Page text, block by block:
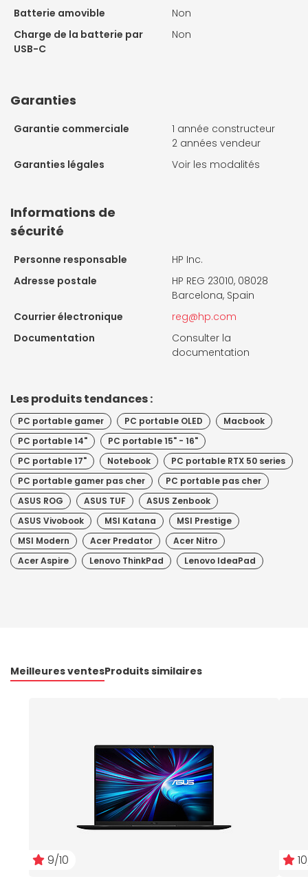
Batterie amovible
Non
Charge de la batterie par
USB-C
Non
Garanties
Garantie commerciale
1 année constructeur
2 années vendeur
Garanties légales
Voir les modalités
Informations de
sécurité
Personne responsable
HP Inc.
Adresse postale
HP REG 23010, 08028
Barcelona, Spain
Courrier électronique
reg@hp.com
Documentation
Consulter la
documentation
Les produits tendances :
PC portable gamer PC portable OLED
Macbook
PC portable 14"
PC portable 15" - 16"
PC portable 17"
Notebook
PC portable RTX 50 series
PC portable gamer pas cher
PC portable pas cher
ASUS ROG
ASUS TUF
ASUS Zenbook
ASUS Vivobook
MSI Katana
MSI Prestige
MSI Modern
Acer Predator
Acer Nitro
Acer Aspire
Lenovo ThinkPad Lenovo IdeaPad
Meilleures ventesProduits similaires
9/10